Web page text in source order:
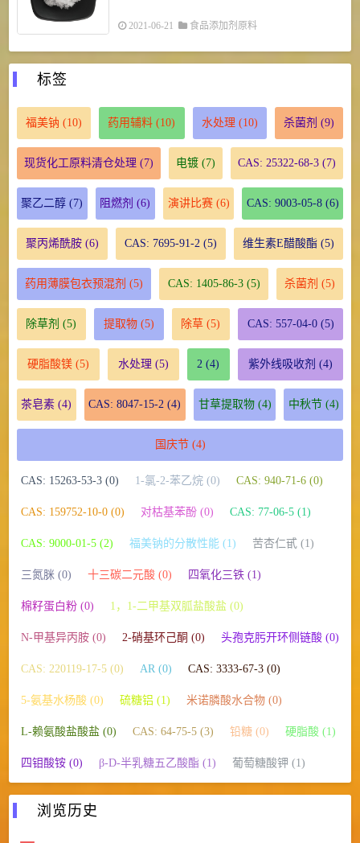
2021-06-21 食品添加剂原料
标签
福美钠 (10) 药用辅料 (10) 水处理 (10) 杀菌剂 (9)
现货化工原料清仓处理 (7) 电镀 (7) CAS: 25322-68-3 (7)
聚乙二醇 (7) 阻燃剂 (6) 演讲比赛(6) CAS: 9003-05-8(6)
聚丙烯酰胺(6) CAS: 7695-91-2 (5) 维生素E醋酸酯 (5)
药用薄膜包衣预混剂 (5) CAS: 1405-86-3(5) 杀菌剂 (5)
除草剂 (5) 提取物(5) 除草 (5) CAS: 557-04-0(5)
硬脂酸镁(5) 水处理 (5) 2 (4) 紫外线吸收剂 (4)
茶皂素 (4) CAS: 8047-15-2 (4) 甘草提取物(4) 中秋节(4)
国庆节(4)
CAS: 15263-53-3 (0) 1-氯-2-苯乙烷 (0) CAS: 940-71-6 (0)
CAS: 159752-10-0 (0) 对枯基苯酚 (0) CAS: 77-06-5 (1)
CAS: 9000-01-5 (2) 福美钠的分散性能 (1) 苦杏仁甙 (1)
三氮脒 (0) 十三碳二元酸 (0) 四氧化三铁 (1)
棉籽蛋白粉 (0) 1，1-二甲基双胍盐酸盐 (0)
N-甲基异丙胺 (0) 2-硝基环己酮 (0) 头孢克肟开环侧链酸 (0)
CAS: 220119-17-5 (0) AR (0) CAS: 3333-67-3 (0)
5-氨基水杨酸 (0) 硫糖铝 (1) 米诺膦酸水合物 (0)
L-赖氨酸盐酸盐 (0) CAS: 64-75-5 (3) 铅糖 (0) 硬脂酸 (1)
四钼酸铵 (0) β-D-半乳糖五乙酸酯 (1) 葡萄糖酸钾 (1)
浏览历史